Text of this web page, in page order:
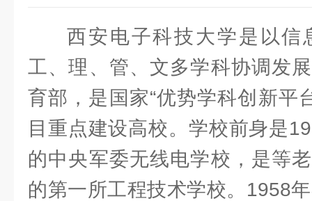
西安电子科技大学是以信
工、理、管、文多学科协调发
育部，是国家“优势学科创新平
目重点建设高校。学校前身是
的中央军委无线电学校，是等
的第一所工程技术学校。1958